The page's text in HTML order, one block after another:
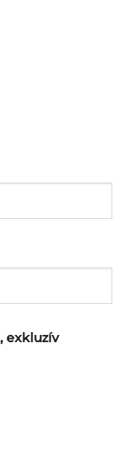
exkluzív